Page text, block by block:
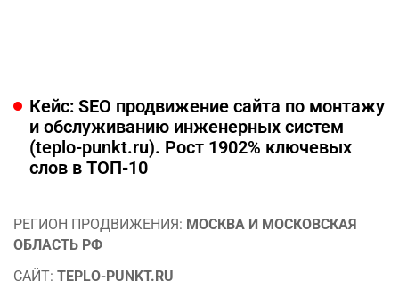
Кейс: SEO продвижение сайта по монтажу
и обслуживанию инженерных систем
(teplo-punkt.ru). Рост 1902% ключевых
слов в ТОП-10
РЕГИОН ПРОДВИЖЕНИЯ: МОСКВА И МОСКОВСКАЯ
ОБЛАСТЬ РФ
САЙТ: TEPLO-PUNKT.RU